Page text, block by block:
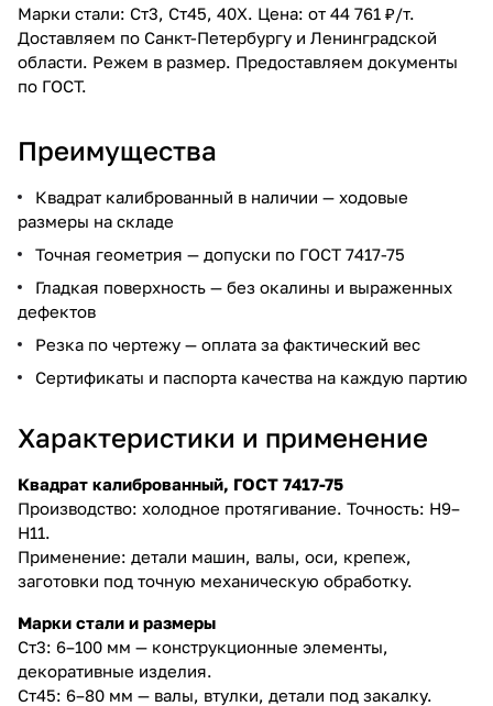
Марки стали: Ст3, Ст45, 40Х. Цена: от 44 761 ₽/т.
Доставляем по Санкт-Петербургу и Ленинградской
области. Режем в размер. Предоставляем документы
по ГОСТ.
Преимущества
Квадрат калиброванный в наличии — ходовые
размеры на складе
Точная геометрия — допуски по ГОСТ 7417-75
Гладкая поверхность — без окалины и выраженных
дефектов
Резка по чертежу — оплата за фактический вес
Сертификаты и паспорта качества на каждую партию
Характеристики и применение
Квадрат калиброванный, ГОСТ 7417-75
Производство: холодное протягивание. Точность: Н9–
Н11.
Применение: детали машин, валы, оси, крепеж,
заготовки под точную механическую обработку.
Марки стали и размеры
Ст3: 6–100 мм — конструкционные элементы,
декоративные изделия.
Ст45: 6–80 мм — валы, втулки, детали под закалку.